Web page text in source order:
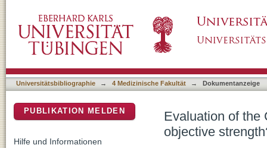
Universitätsbibliographie → 4 Medizinische Fakultät → Dokumentanzeige
Evaluation of the
objective
PUBLIKATION MELDEN
Hilfe und Informationen